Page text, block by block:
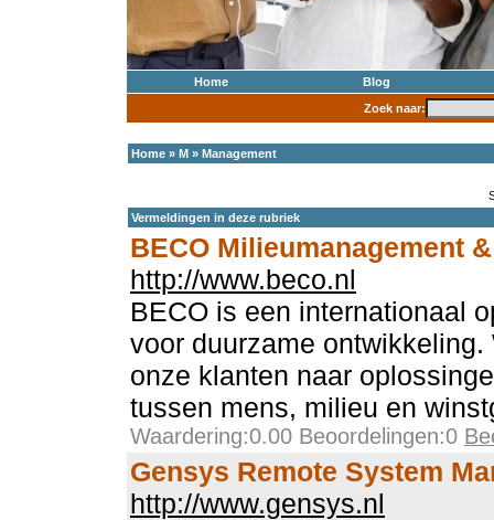
Home
Blog
Zoek naar:
Home » M » Management
Vermeldingen in deze rubriek
BECO Milieumanagement
http://www.beco.nl
BECO is een internationaal
voor duurzame
onze klanten naar
tussen mens, milieu en
Waardering:0.00 Beoordelingen:0
Gensys Remote System
http://www.gensys.nl